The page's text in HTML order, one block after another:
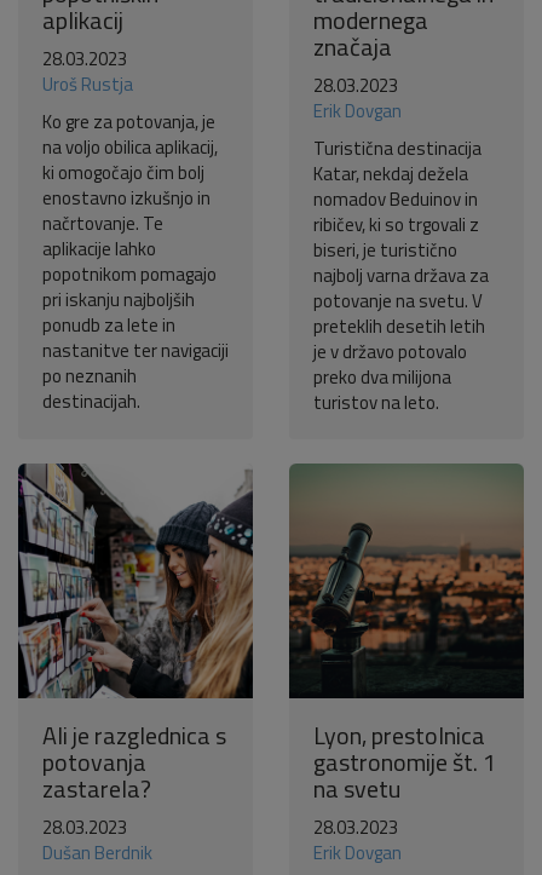
aplikacij
28.03.2023
Uroš Rustja
Ko gre za potovanja, je
na voljo obilica aplikacij,
ki omogočajo čim bolj
enostavno izkušnjo in
načrtovanje. Te
aplikacije lahko
popotnikom pomagajo
pri iskanju najboljših
ponudb za lete in
nastanitve ter navigaciji
po neznanih
destinacijah.
modernega
značaja
28.03.2023
Erik Dovgan
Turistična destinacija
Katar, nekdaj dežela
nomadov Beduinov in
ribičev, ki so trgovali z
biseri, je turistično
najbolj varna država za
potovanje na svetu. V
preteklih desetih letih
je v državo potovalo
preko dva milijona
turistov na leto.
Ali je razglednica s
potovanja
zastarela?
28.03.2023
Dušan Berdnik
Lyon, prestolnica
gastronomije št. 1
na svetu
28.03.2023
Erik Dovgan